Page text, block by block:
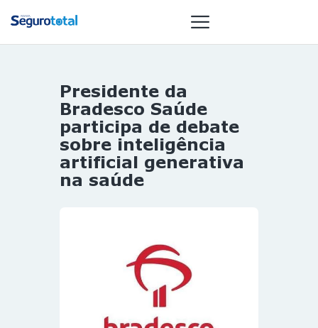
NOTÍCIAS
REVISTA
ESPECIAIS
GAIVOTA DE
OURO
GESTORAS
HOMEST
Presidente da
Bradesco Saúde
participa de debate
sobre inteligência
artificial generativa
na saúde